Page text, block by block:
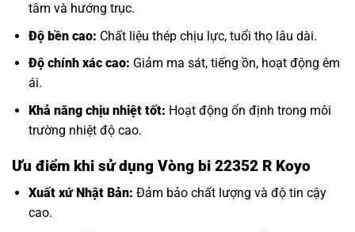
tâm và hướng trục.
Độ bền cao: Chất liệu thép chịu lực, tuổi thọ lâu dài.
Độ chính xác cao: Giảm ma sát, tiếng ồn, hoạt động êm
ái.
Khả năng chịu nhiệt tốt: Hoạt động ổn định trong môi
trường nhiệt độ cao.
Ưu điểm khi sử dụng Vòng bi 22352 R Koyo
Xuất xứ Nhật Bản: Đảm bảo chất lượng và độ tin cậy
cao.